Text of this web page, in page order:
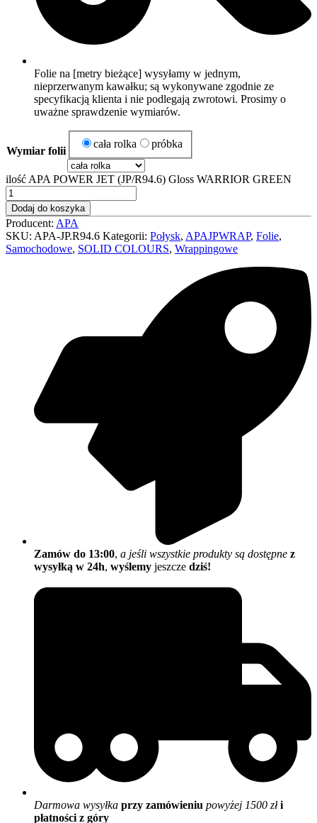
Folie na [metry bieżące] wysyłamy w jednym,
nieprzerwanym kawałku; są wykonywane zgodnie ze
specyfikacją klienta i nie podlegają zwrotowi. Prosimy o
uważne sprawdzenie wymiarów.
Wymiar folii
cała rolka próbka
ilość APA POWER JET (JP/R94.6) Gloss WARRIOR GREEN
Dodaj do koszyka
Producent: APA
SKU: APA-JP.R94.6 Kategorii: Połysk, APAJPWRAP, Folie,
Samochodowe, SOLID COLOURS, Wrappingowe
Zamów do 13:00, a jeśli wszystkie produkty są dostępne z
wysyłką w 24h, wyślemy jeszcze dziś!
Darmowa wysyłka przy zamówieniu powyżej 1500 złi
płatności z góry